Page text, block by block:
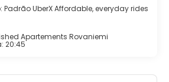
Padrão UberX Affordable, everyday rides
Apartements Rovaniemi
20:45